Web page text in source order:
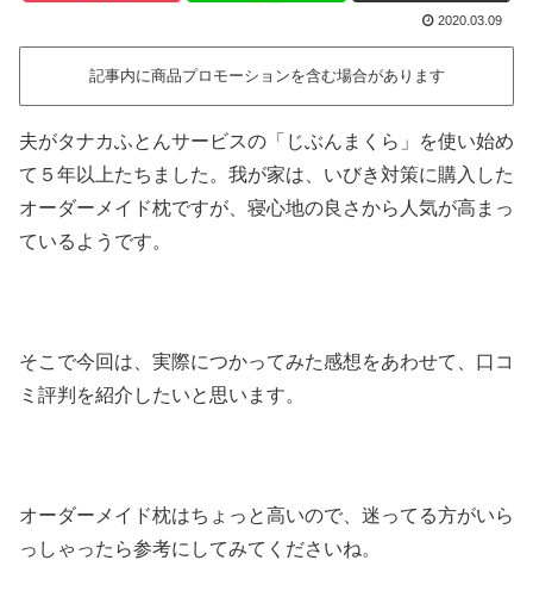
2020.03.09
記事内に商品プロモーションを含む場合があります
夫がタナカふとんサービスの「じぶんまくら」を使い始め
て５年以上たちました。我が家は、いびき対策に購入した
オーダーメイド枕ですが、寝心地の良さから人気が高まっ
ているようです。
そこで今回は、実際につかってみた感想をあわせて、口コ
ミ評判を紹介したいと思います。
オーダーメイド枕はちょっと高いので、迷ってる方がいら
っしゃったら参考にしてみてくださいね。